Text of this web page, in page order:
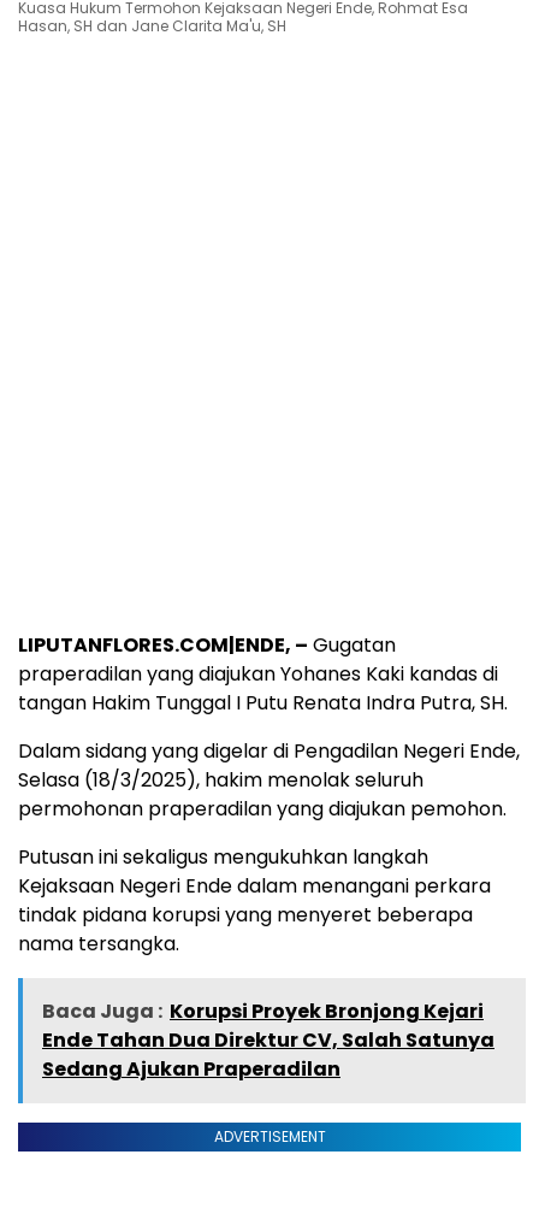
Kuasa Hukum Termohon Kejaksaan Negeri Ende, Rohmat Esa
Hasan, SH dan Jane Clarita Ma'u, SH
LIPUTANFLORES.COM|ENDE, – Gugatan
praperadilan yang diajukan Yohanes Kaki kandas di
tangan Hakim Tunggal I Putu Renata Indra Putra, SH.
Dalam sidang yang digelar di Pengadilan Negeri Ende,
Selasa (18/3/2025), hakim menolak seluruh
permohonan praperadilan yang diajukan pemohon.
Putusan ini sekaligus mengukuhkan langkah
Kejaksaan Negeri Ende dalam menangani perkara
tindak pidana korupsi yang menyeret beberapa
nama tersangka.
Baca Juga : Korupsi Proyek Bronjong Kejari
Ende Tahan Dua Direktur CV, Salah Satunya
Sedang Ajukan Praperadilan
ADVERTISEMENT